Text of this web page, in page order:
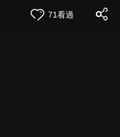
71看過